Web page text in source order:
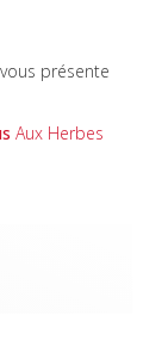
vous présente
Aux Herbes